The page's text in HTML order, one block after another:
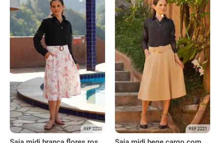
REF 2220 REF 2221